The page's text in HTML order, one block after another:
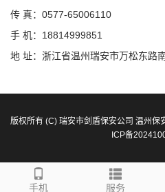
传 真：0577-65006110
手 机：18814999851
地 址：浙江省温州瑞安市万松东路
手机 服务
版权所有 (C) 瑞安市剑盾保安公司 温州保
ICP备